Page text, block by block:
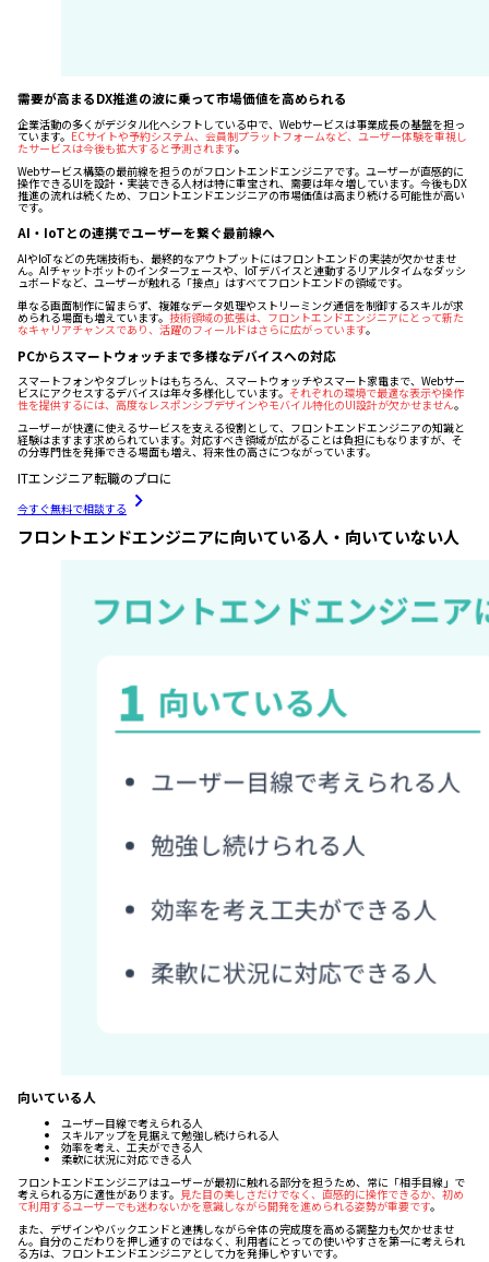
需要が高まるDX推進の波に乗って市場価値を高められる
企業活動の多くがデジタル化へシフトしている中で、Webサービスは事業成長の基盤を担っ
ています。 ECサイトや予約システム、会員制プラットフォームなど、ユーザー体験を重視し
たサービスは今後も拡大すると予測されます。
Webサービス構築の最前線を担うのがフロントエンドエンジニアです。ユーザーが直感的に
操作できるUIを設計・実装できる人材は特に重宝され、需要は年々増しています。今後もDX
推進の流れは続くため、フロントエンドエンジニアの市場価値は高まり続ける可能性が高い
です。
AI・IoTとの連携でユーザーを繋ぐ最前線へ
AIやIoTなどの先端技術も、最終的なアウトプットにはフロントエンドの実装が欠かせませ
ん。AIチャットボットのインターフェースや、IoTデバイスと連動するリアルタイムなダッシ
ュボードなど、ユーザーが触れる「接点」はすべてフロントエンドの領域です。
単なる画面制作に留まらず、複雑なデータ処理やストリーミング通信を制御するスキルが求
められる場面も増えています。 技術領域の拡張は、フロントエンドエンジニアにとって新た
なキャリアチャンスであり、活躍のフィールドはさらに広がっています。
PCからスマートウォッチまで多様なデバイスへの対応
スマートフォンやタブレットはもちろん、スマートウォッチやスマート家電まで、Webサー
ビスにアクセスするデバイスは年々多様化しています。 それぞれの環境で最適な表示や操作
性を提供するには、高度なレスポンシブデザインやモバイル特化のUI設計が欠かせません。
ユーザーが快適に使えるサービスを支える役割として、フロントエンドエンジニアの知識と
経験はますます求められています。対応すべき領域が広がることは負担にもなりますが、そ
の分専門性を発揮できる場面も増え、将来性の高さにつながっています。
ITエンジニア転職のプロに
今すぐ無料で相談する
フロントエンドエンジニアに向いている人・向いていない人
向いている人
ユーザー目線で考えられる人
スキルアップを見据えて勉強し続けられる人
効率を考え、工夫ができる人
柔軟に状況に対応できる人
フロントエンドエンジニアはユーザーが最初に触れる部分を担うため、常に「相手目線」で
考えられる方に適性があります。 見た目の美しさだけでなく、直感的に操作できるか、初め
て利用するユーザーでも迷わないかを意識しながら開発を進められる姿勢が重要です。
また、デザインやバックエンドと連携しながら全体の完成度を高める調整力も欠かせませ
ん。自分のこだわりを押し通すのではなく、利用者にとっての使いやすさを第一に考えられ
る方は、フロントエンドエンジニアとして力を発揮しやすいです。